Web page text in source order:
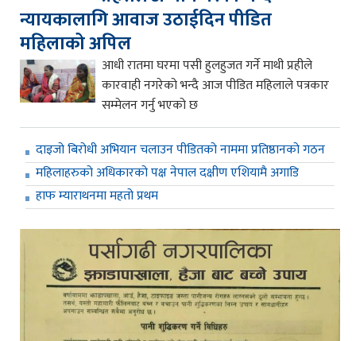
न्यायकालागि आवाज उठाईदिन पीडित
महिलाको अपिल
आधी रातमा घरमा पसी हुलहुजत गर्ने माथी प्रहीले
कारवाही नगरेको भन्दै आज पीडित महिलाले पत्रकार
सम्मेलन गर्नु भएको छ
दाइजो बिरोधी अभियान चलाउन पीडितको नाममा प्रतिष्ठानको गठन
महिलाहरुको अधिकारको पक्ष नेपाल दक्षीण एशियामै अगाडि
हाफ म्याराथनमा महतो प्रथम